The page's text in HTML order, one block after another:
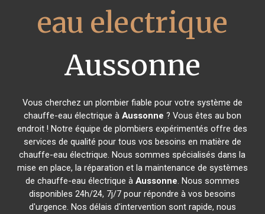
eau electrique
Aussonne
Vous cherchez un plombier fiable pour votre système de
chauffe-eau électrique à Aussonne ? Vous êtes au bon
endroit ! Notre équipe de plombiers expérimentés offre des
services de qualité pour tous vos besoins en matière de
chauffe-eau électrique. Nous sommes spécialisés dans la
mise en place, la réparation et la maintenance de systèmes
de chauffe-eau électrique à Aussonne. Nous sommes
disponibles 24h/24, 7j/7 pour répondre à vos besoins
d'urgence. Nos délais d'intervention sont rapide, nous